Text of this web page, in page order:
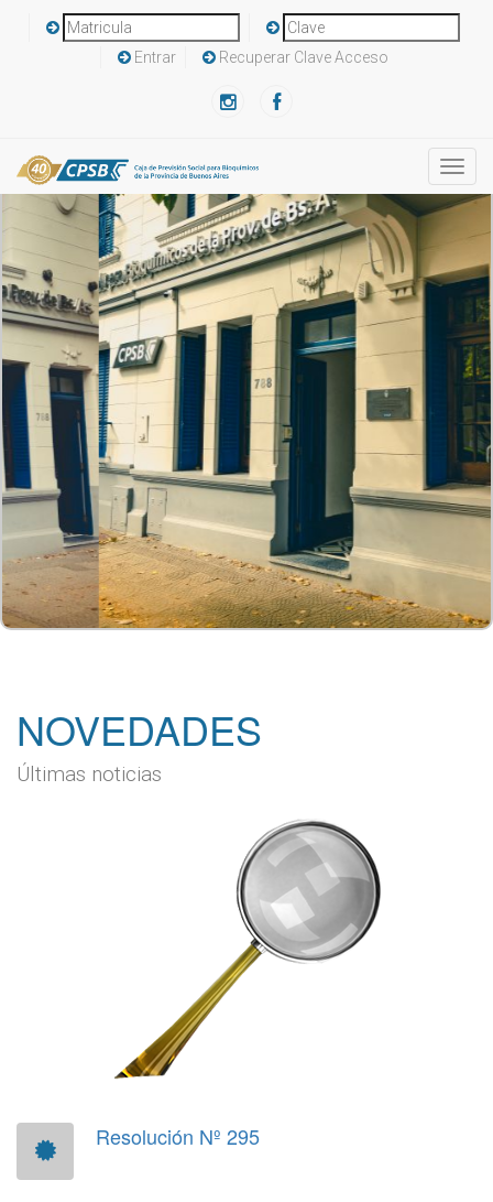
Entrar Recuperar Clave Acceso
NOVEDADES
Últimas noticias
Resolución Nº 295